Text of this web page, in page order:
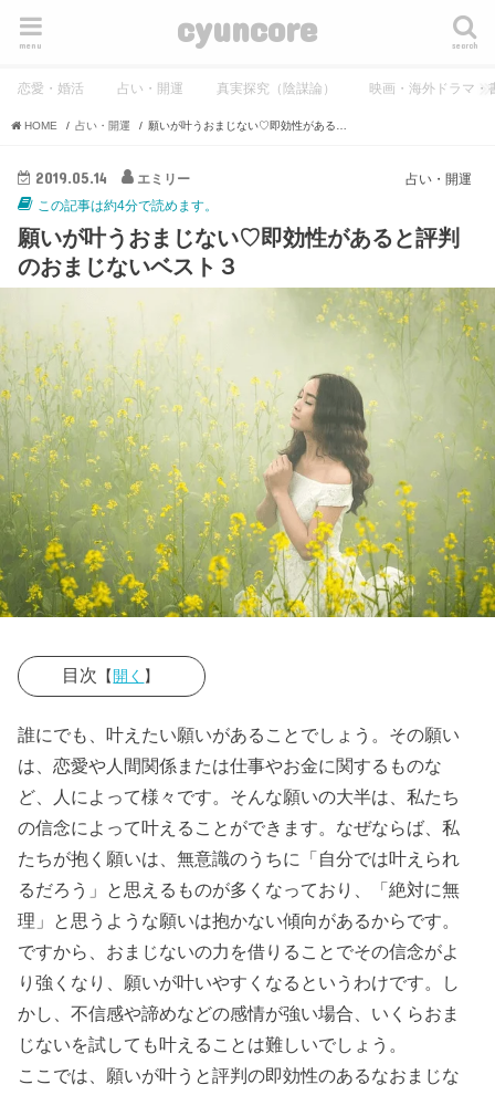
cyuncore search
menu
恋愛・婚活 占い・開運 真実探究（陰謀論） 映画・海外ドラマ・
HOME 占い・開運
占い・開運
2019.05.14
エミリー
この記事は約4分で読めます。
願いが叶うおまじない♡即効性があると評判
のおまじないベスト３
目次 【開く 】
› 願いが叶うお
まじない①
潜在意識を操
作して願い叶
える同じない
› 願いが叶うお
まじない②
塩を使った簡
単おまじない
ットペ
誰にでも、叶えたい願いがあることでしょう。その願い
は、恋愛や人間関係または仕事やお金に関するものな
ど、人によって様々です。そんな願いの大半は、私たち
の信念によって叶えることができます。なぜならば、私
たちが抱く願いは、無意識のうちに「自分では叶えられ
るだろう」と思えるものが多くなっており、「絶対に無
理」と思うような願いは抱かない傾向があるからです。
ですから、おまじないの力を借りることでその信念がよ
り強くなり、願いが叶いやすくなるというわけです。し
かし、不信感や諦めなどの感情が強い場合、いくらおま
じないを試しても叶えることは難しいでしょう。
ここでは、願いが叶うと評判の即効性のあるなおまじな